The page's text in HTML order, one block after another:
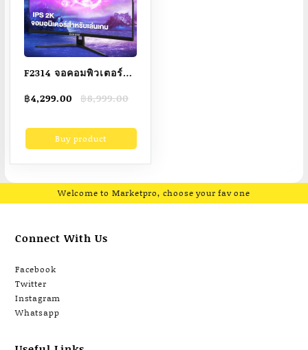
F2314 จอคอมพิวเตอร์
75hz monitor จอโค้ง
เต็มจอไร้ขอบ จอ
คอมพิวเตอร์ Ultra HD
ประกัน 3ปี
฿8,999.00
Original
was:
฿8,999.00.
฿4,299.00
Current
is:
฿4,299.00.Buy product
Welcome to Marketpro, choose your fav one
Connect With Us
Facebook
Twitter
Instagram
Whatsapp